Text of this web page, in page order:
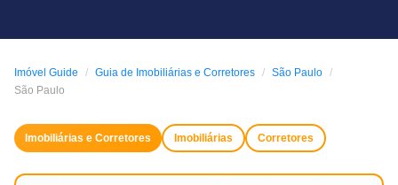
Imóvel Guide Guia de Imobiliárias e Corretores
São Paulo
São Paulo
Imobiliárias e Corretores Imobiliárias Corretores